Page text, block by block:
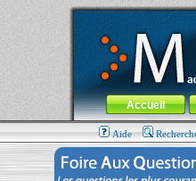
MacBook-fr.com : 100% Apple...
Aller au contenu-Aller
Menu général
Accueil
Aide